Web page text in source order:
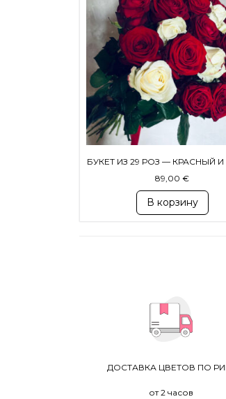
БУКЕТ ИЗ 29 РОЗ — КРАСНЫЙ
89,00 €
В корзину
ДОСТАВКА ЦВЕТОВ ПО
от 2 часов